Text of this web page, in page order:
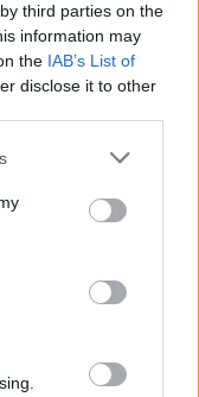
third parties on the
information may
the IAB’s List of
disclose it to other
or more Google
You may click to
party tags to
in below Google
sztori
és a
közelebb, inkább
a célállomástól, a
mint a két
szereplő
nem
Egyszerűen
erre a
személyiségét jól